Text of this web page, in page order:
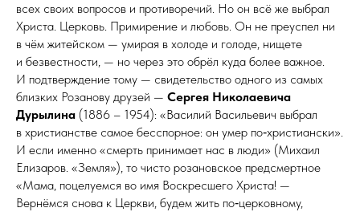
всех своих вопросов и противоречий. Но он всё же выбрал
Христа. Церковь. Примирение и любовь. Он не преуспел ни
в чём житейском — умирая в холоде и голоде, нищете
и безвестности, — но через это обрёл куда более важное.
И подтверждение тому — свидетельство одного из самых
близких Розанову друзей — Сергея Николаевича
Дурылина (1886 – 1954): «Василий Василь­евич выбрал
в христианстве самое бесспорное: он умер по‑хрис­тиан­ски».
И если именно «смерть принимает нас в люди» (Михаил
Елизаров. «Земля»), то чисто розановское предсмертное
«Мама, поцелуемся во имя Воскресшего Христа! —
Вернёмся снова к Церкви, будем жить по‑церковному,